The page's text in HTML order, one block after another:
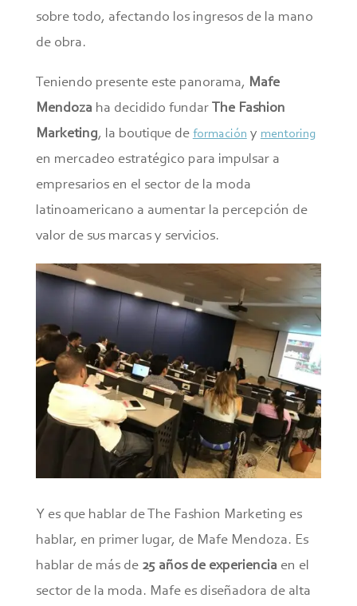
sobre todo, afectando los ingresos de la mano
de obra.
Teniendo presente este panorama, Mafe
Mendoza ha decidido fundar The Fashion
Marketing, la boutique de formación y mentoring
en mercadeo estratégico para impulsar a
empresarios en el sector de la moda
latinoamericano a aumentar la percepción de
valor de sus marcas y servicios.
Y es que hablar de The Fashion Marketing es
hablar, en primer lugar, de Mafe Mendoza. Es
hablar de más de 25 años de experiencia en el
sector de la moda. Mafe es diseñadora de alta